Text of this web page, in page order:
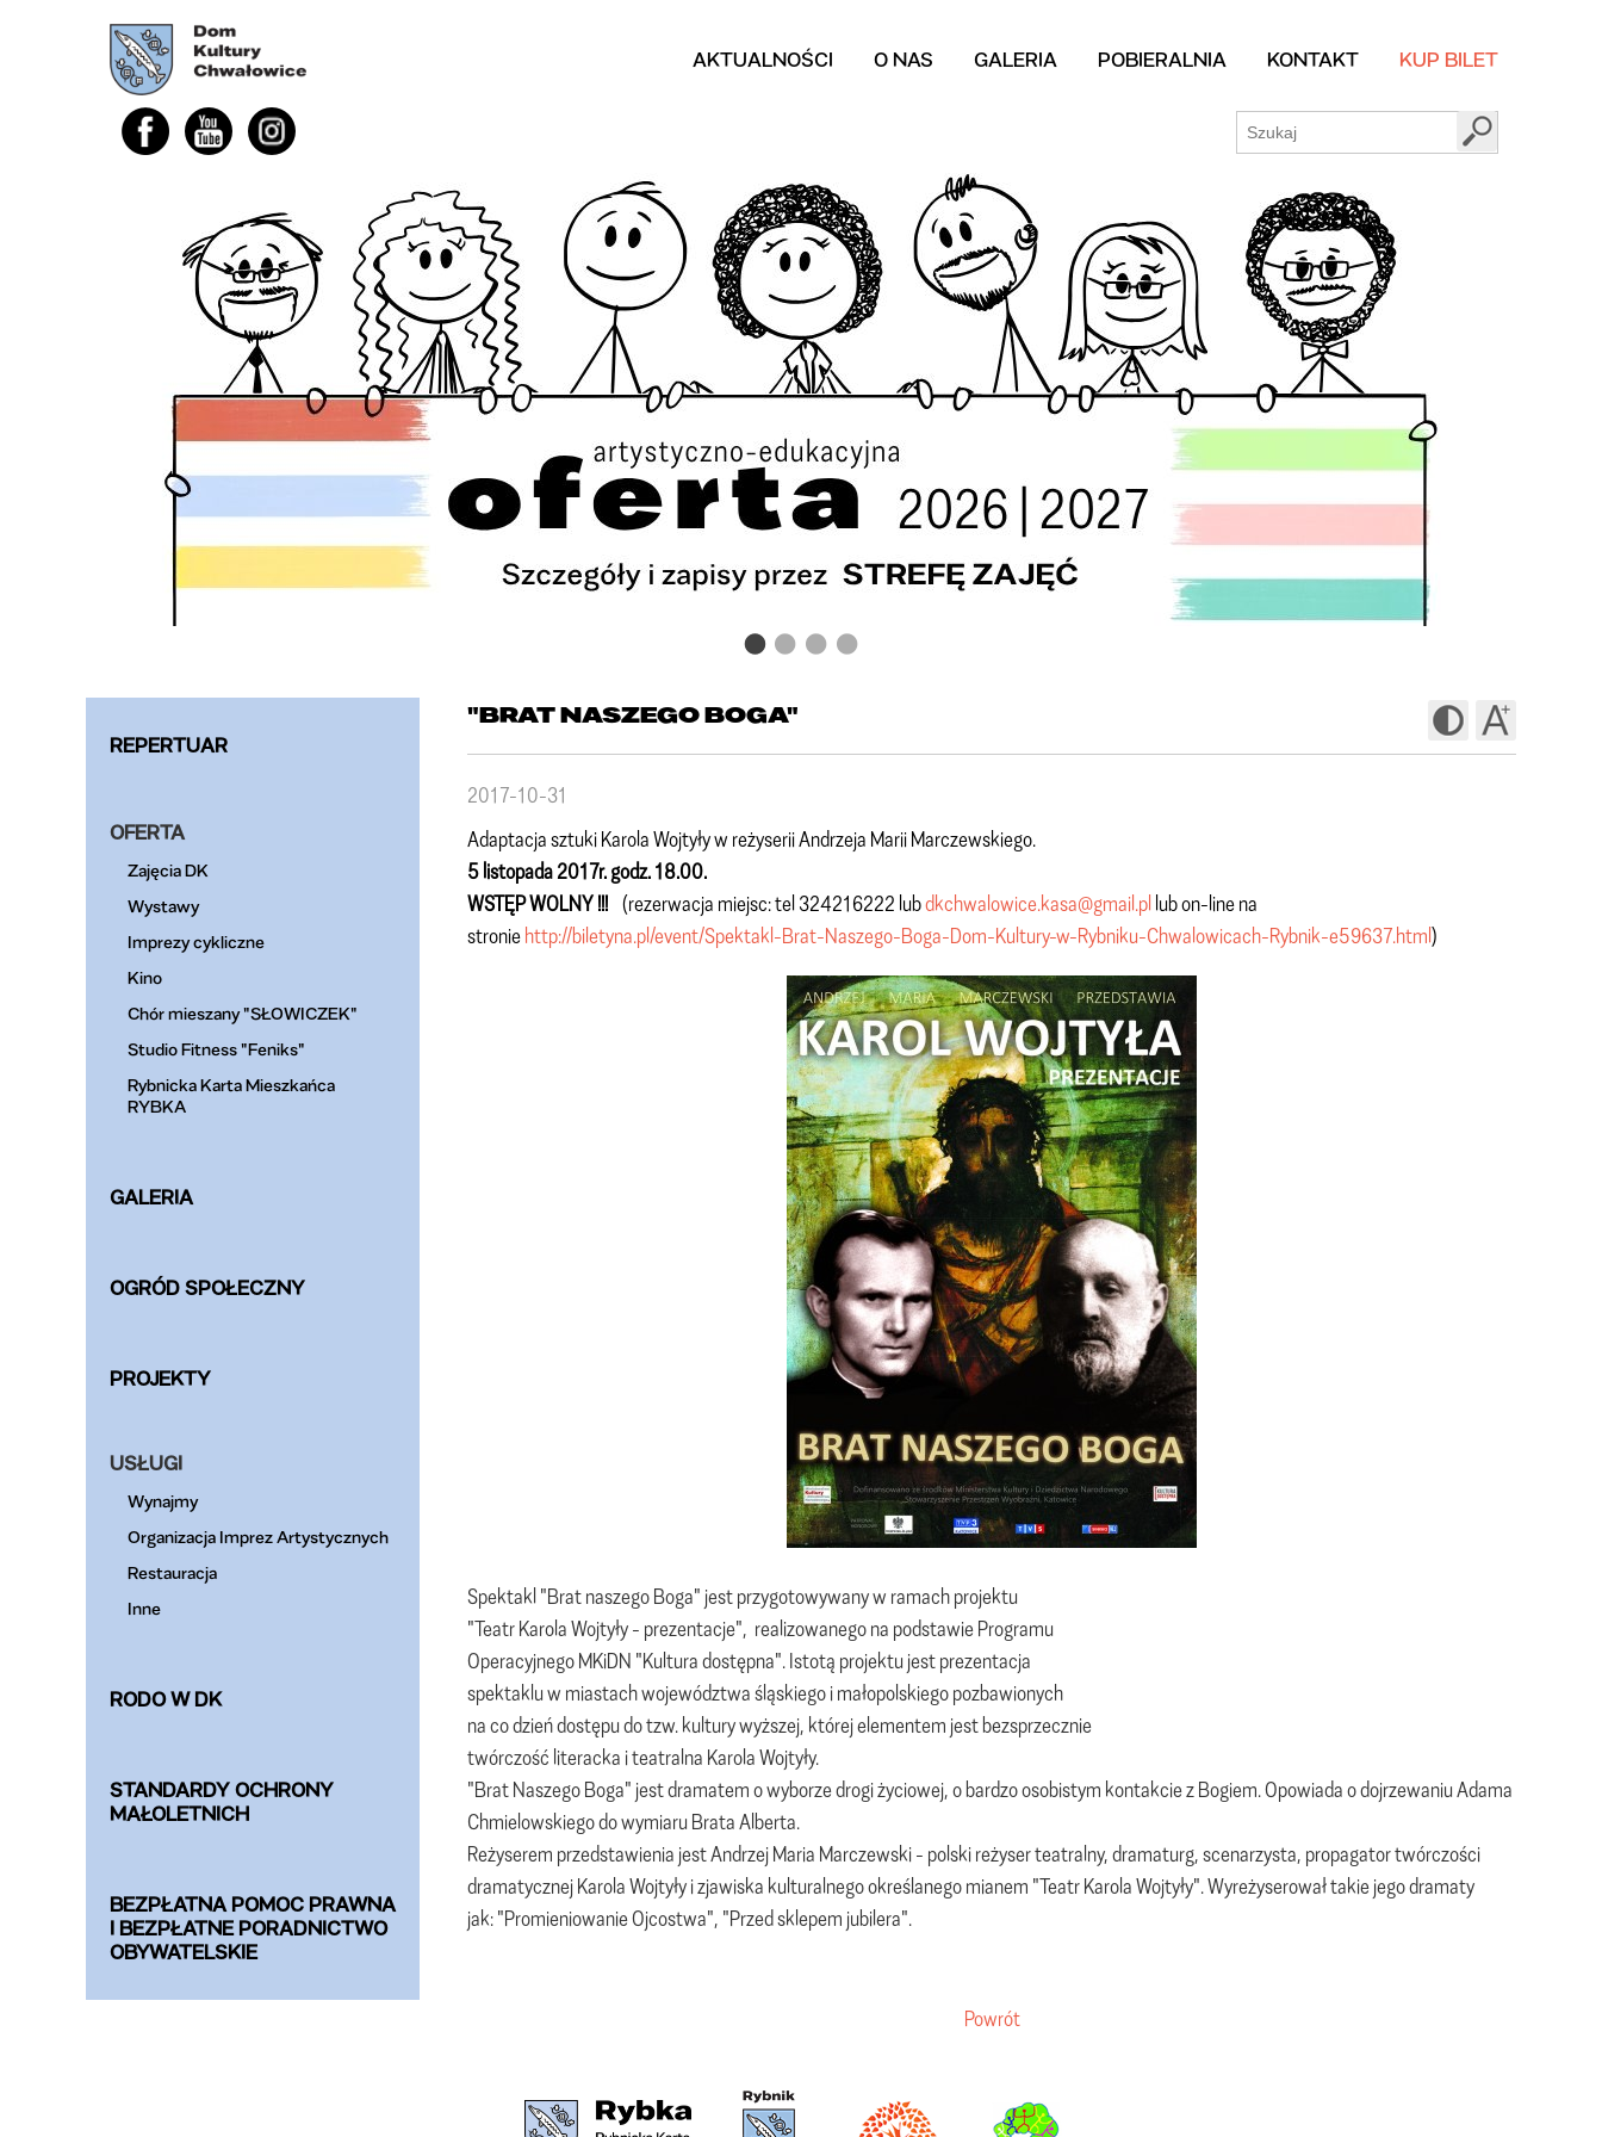
AKTUALNOŚCI O NAS GALERIA POBIERALNIA KONTAKT KUP BILET
REPERTUAR
OFERTA
Zajęcia DK
Wystawy
Imprezy cykliczne
Kino
Chór mieszany "SŁOWICZEK"
Studio Fitness "Feniks"
Rybnicka Karta Mieszkańca
RYBKA
GALERIA
OGRÓD SPOŁECZNY
PROJEKTY
USŁUGI
Wynajmy
Organizacja Imprez Artystycznych
Restauracja
Inne
RODO W DK
STANDARDY OCHRONY
MAŁOLETNICH
BEZPŁATNA POMOC PRAWNA
I BEZPŁATNE PORADNICTWO
OBYWATELSKIE
"BRAT NASZEGO BOGA"
2017-10-31
Adaptacja sztuki Karola Wojtyły w reżyserii Andrzeja Marii Marczewskiego.
5 listopada 2017r. godz. 18.00.
WSTĘP WOLNY !!! (rezerwacja miejsc: tel 324216222 lubdkchwalowice.kasa@gmail.pllub on-line na
stroniehttp://biletyna.pl/event/Spektakl-Brat-Naszego-Boga-Dom-Kultury-w-Rybniku-Chwalowicach-Rybnik-e59637.html)
Spektakl "Brat naszego Boga" jest przygotowywany w ramach projektu
"Teatr Karola Wojtyły - prezentacje", realizowanego na podstawie Programu
Operacyjnego MKiDN "Kultura dostępna". Istotą projektu jest prezentacja
spektaklu w miastach województwa śląskiego i małopolskiego pozbawionych
na co dzień dostępu do tzw. kultury wyższej, której elementem jest bezsprzecznie
twórczość literacka i teatralna Karola Wojtyły.
"Brat Naszego Boga" jest dramatem o wyborze drogi życiowej, o bardzo osobistym kontakcie z Bogiem. Opowiada o dojrzewaniu Adama
Chmielowskiego do wymiaru Brata Alberta.
Reżyserem przedstawienia jest Andrzej Maria Marczewski - polski reżyser teatralny, dramaturg, scenarzysta, propagator twórczości
dramatycznej Karola Wojtyły i zjawiska kulturalnego określanego mianem "Teatr Karola Wojtyły". Wyreżyserował takie jego dramaty
jak: "Promieniowanie Ojcostwa", "Przed sklepem jubilera".
Powrót